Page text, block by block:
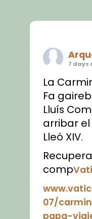
7 days
La
Fa
Lluís
arribar
Lleó XIV.
comp
07/
papa-